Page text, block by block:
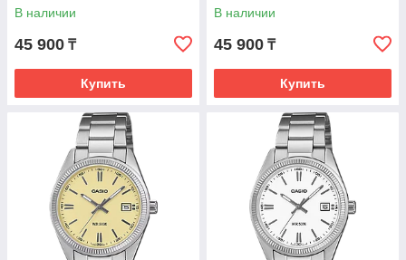
В наличии
45 900 ₸
Купить
В наличии
45 900 ₸
Купить